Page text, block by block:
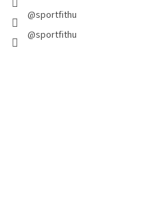
@sportfithu
@sportfithu